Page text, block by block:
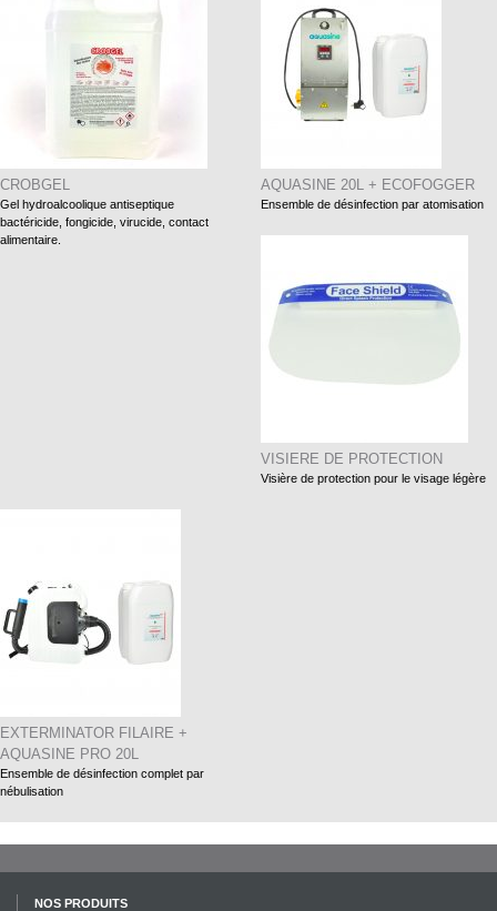
CROBGEL
Gel hydroalcoolique antiseptique
bactéricide, fongicide, virucide, contact
alimentaire.
AQUASINE 20L + ECOFOGGER
Ensemble de désinfection par atomisation
VISIERE DE PROTECTION
Visière de protection pour le visage légère
EXTERMINATOR FILAIRE +
AQUASINE PRO 20L
Ensemble de désinfection complet par
nébulisation
NOS PRODUITS